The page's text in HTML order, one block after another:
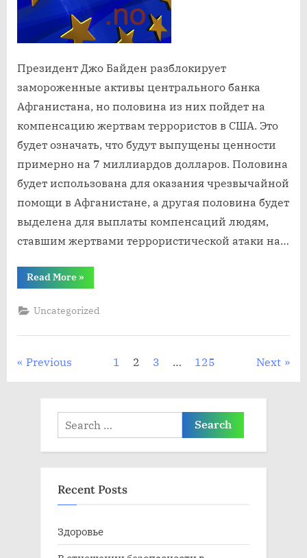
Президент Джо Байден разблокирует
замороженные активы центрального банка
Афганистана, но половина из них пойдет на
компенсацию жертвам террористов в США. Это
будет означать, что будут выпущены ценности
примерно на 7 миллиардов долларов. Половина
будет использована для оказания чрезвычайной
помощи в Афганистане, а другая половина будет
выделена для выплаты компенсаций людям,
ставшим жертвами террористической атаки на…
Read More“Президент
Джо
разблокирует
замороженные
центрального
»
Uncategorized
Posts
Previous 1 2 3 … 125 Next
Search
for:
Recent Posts
Здоровье